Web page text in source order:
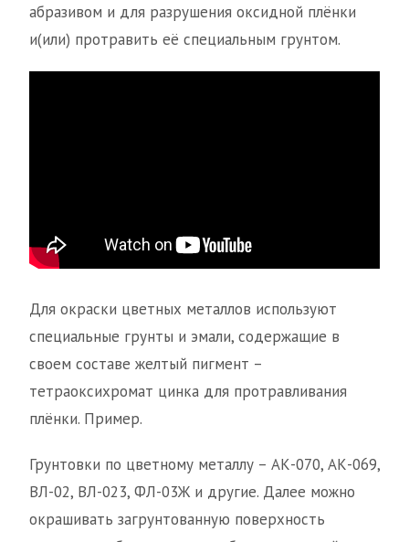
абразивом и для разрушения оксидной плёнки
и(или) протравить её специальным грунтом.
Для окраски цветных металлов используют
специальные грунты и эмали, содержащие в
своем составе желтый пигмент –
тетраоксихромат цинка для протравливания
плёнки. Пример.
Грунтовки по цветному металлу – АК-070, АК-069,
ВЛ-02, ВЛ-023, ФЛ-03Ж и другие. Далее можно
окрашивать загрунтованную поверхность